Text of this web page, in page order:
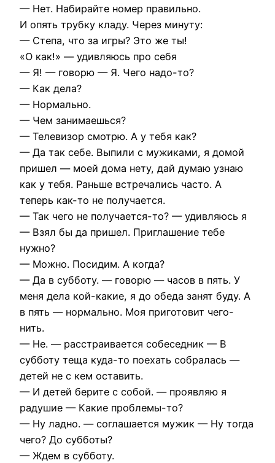
— Нет. Набирайте номер правильно.
И опять трубку кладу. Через минуту:
— Степа, что за игры? Это же ты!
«О как!» — удивляюсь про себя
— Я! — говорю — Я. Чего надо-то?
— Как дела?
— Нормально.
— Чем занимаешься?
— Телевизор смотрю. А у тебя как?
— Да так себе. Выпили с мужиками, я домой
пришел — моей дома нету, дай думаю узнаю
как у тебя. Раньше встречались часто. А
теперь как-то не получается.
— Так чего не получается-то? — удивляюсь я
— Взял бы да пришел. Приглашение тебе
нужно?
— Можно. Посидим. А когда?
— Да в субботу. — говорю — часов в пять. У
меня дела кой-какие, я до обеда занят буду. А
в пять — нормально. Моя приготовит чего-
нить.
— Не. — расстраивается собеседник — В
субботу теща куда-то поехать собралась —
детей не с кем оставить.
— И детей берите с собой. — проявляю я
радушие — Какие проблемы-то?
— Ну ладно. — соглашается мужик — Ну тогда
чего? До субботы?
— Ждем в субботу.